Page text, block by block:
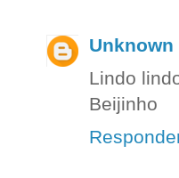
Unknown
Lindo
Beijinho